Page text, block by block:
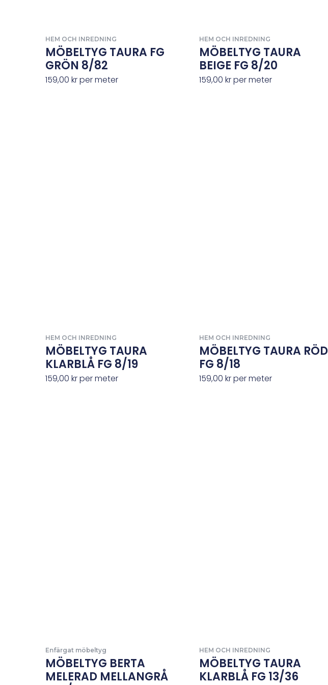
HEM OCH INREDNING
MÖBELTYG TAURA FG
GRÖN 8/82
159,00 krper meter
HEM OCH INREDNING
MÖBELTYG TAURA
BEIGE FG 8/20
159,00krper meter
HEM OCH INREDNING
MÖBELTYG TAURA
KLARBLÅ FG 8/19
159,00 krper meter
HEM OCH INREDNING
MÖBELTYG TAURA RÖD
FG 8/18
159,00krper meter
Enfärgat möbeltyg
MÖBELTYG BERTA
MELERAD MELLANGRÅ
HEM OCH INREDNING
MÖBELTYG TAURA
KLARBLÅ FG 13/36